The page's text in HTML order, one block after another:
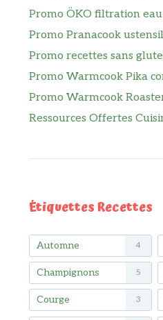
Promo ÖKO filtration eau
Promo Pranacook
Promo recettes sans
Promo Warmcook Pika
Promo Warmcook
Ressources Offertes
Étiquettes Recettes
Automne 4
Champignons 5
Courge 3